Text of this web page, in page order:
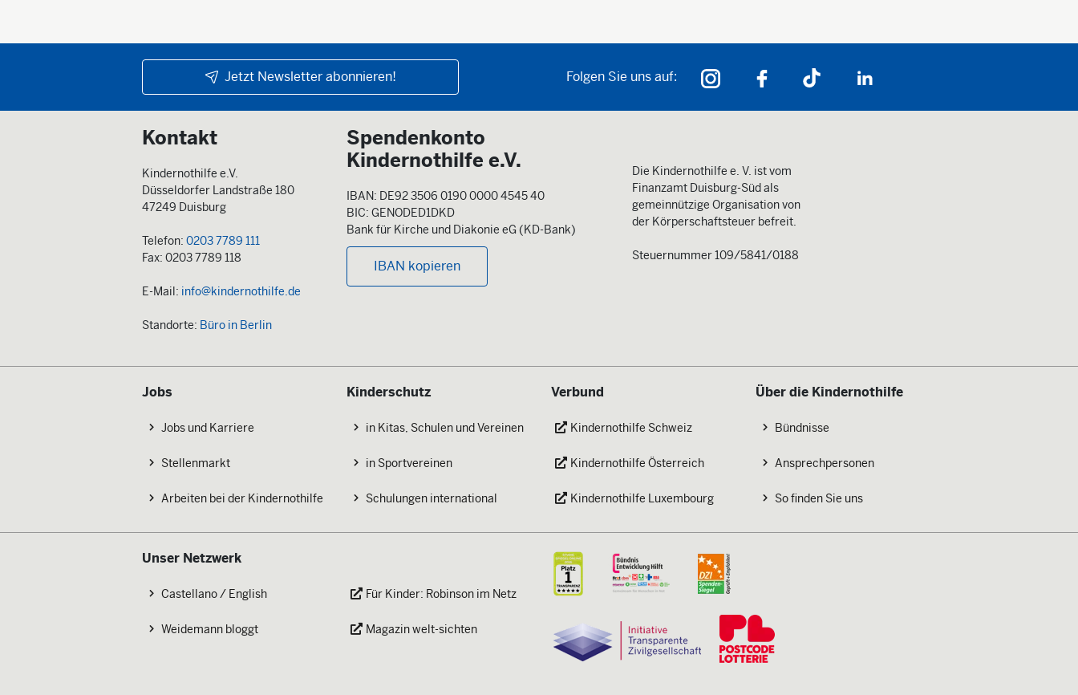
Jetzt Newsletter abonnieren! Folgen Sie uns auf:
Kontakt
Kindernothilfe e.V.
Düsseldorfer Landstraße 180
47249 Duisburg
Telefon: 0203 7789 111
Fax: 0203 7789 118
E-Mail: info@kindernothilfe.de
Standorte: Büro in Berlin
Spendenkonto
Kindernothilfe e.V.
IBAN: DE92 3506 0190 0000 4545 40
BIC: GENODED1DKD
Bank für Kirche und Diakonie eG (KD-Bank)
IBAN kopieren
Die Kindernothilfe e. V. ist vom
Finanzamt Duisburg-Süd als
gemeinnützige Organisation von
der Körperschaftsteuer befreit.
Steuernummer 109/5841/0188
Jobs
Jobs und Karriere
Stellenmarkt
Arbeiten bei der Kindernothilfe
Kinderschutz
in Kitas, Schulen und Vereinen
in Sportvereinen
Schulungen international
Verbund
Kindernothilfe Schweiz
Kindernothilfe Österreich
Kindernothilfe Luxembourg
Über die Kindernothilfe
Bündnisse
Ansprechpersonen
So finden Sie uns
Unser Netzwerk
Castellano / English
Weidemann bloggt
Für Kinder: Robinson im Netz
Magazin welt-sichten